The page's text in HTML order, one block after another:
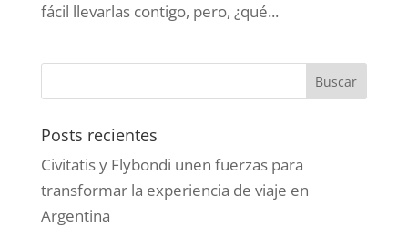
fácil llevarlas contigo, pero, ¿qué...
Posts recientes
Civitatis y Flybondi unen fuerzas para
transformar la experiencia de viaje en
Argentina